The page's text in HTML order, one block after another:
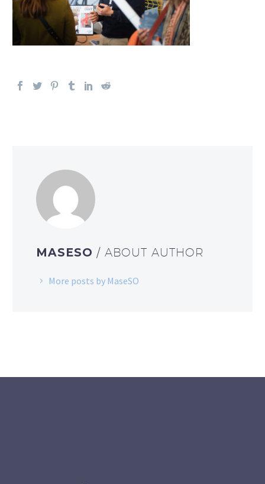
MASESO / ABOUT AUTHOR
More posts by MaseSO